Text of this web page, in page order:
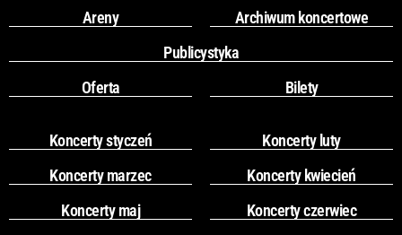
Areny
Archiwum koncertowe
Publicystyka
Oferta
Bilety
Koncerty styczeń
Koncerty luty
Koncerty marzec
Koncerty kwiecień
Koncerty maj
Koncerty czerwiec